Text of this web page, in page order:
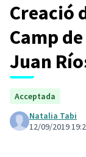
Creació
Camp
Juan
Acceptada
Natalia Tabi
12/09/2019